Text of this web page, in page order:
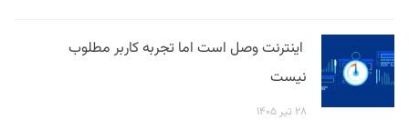
اینترنت وصل است اما تجربه کاربر مطلوب
نیست
۲۸ تیر ۱۴۰۵